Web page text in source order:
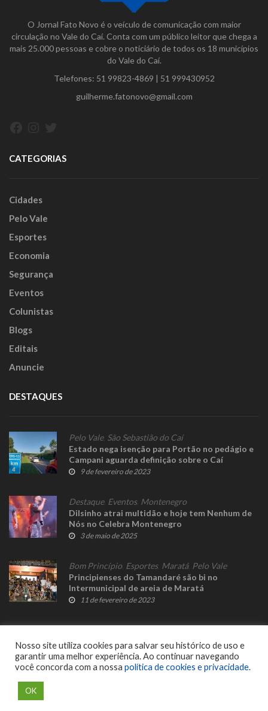
O Jornal Fato Novo é o veículo de comunicação com maior
circulação no Vale do Caí. Conta com um público leitor que chega a
mais 25.000 pessoas e cobre o noticiário de todos os 18 municípios
do Vale do Caí.
Telefones: 51 99823-4869 | 51 999430952
guilherme.fatonovo@gmail.com
CATEGORIAS
Cidades
Pelo Vale
Esportes
Economia
Segurança
Eventos
Colunistas
Blogs
Editais
Anuncie
DESTAQUES
Pelo Vale, São Sebastião do Caí
Estado nega isenção para Portão no pedágio e
Campani aguarda definição sobre o Caí
9 de fevereiro de 2023
Destaque, Eventos, Montenegro
Dilsinho atrai multidão e hoje tem Nenhum de
Nós no Celebra Montenegro
3 de maio de 2025
Bom Princípio Esportes, Maratá, Pelo Vale
Principienses do Tamandaré são bi no
Intermunicipal de areia de Maratá
11 de fevereiro de 2023
Nosso site utiliza cookies para salvar seu histórico de uso e
garantir uma melhor experiência. Ao continuar navegando
você concorda com a nossa política de cookies e privacidade.
OK